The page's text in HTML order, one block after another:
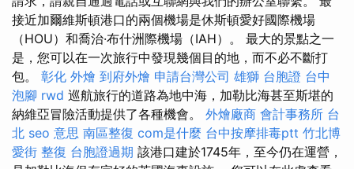
接近加爾維斯頓港口的兩個機場是休斯頓愛好國際機場
（HOU）和喬治·布什洲際機場（IAH）。 最大的景點之一
是，您可以在一次旅行中發現幾個目的地，而不必不斷打
包。 彰化 外燴 到府外燴 申請台灣公司 雄獅 台胞證 台中
泡腳 rwd 巡航旅行的道路為地中海，加勒比海甚至斯堪的
納維亞冒險活動提供了各種機會。 外燴廠商 會計事務所 台
北 seo 意思 南區整復 com是什麼 台中按摩排毒ptt 竹北博
愛街 整復 台胞證過期 該港口建於1745年，至今仍在運營，